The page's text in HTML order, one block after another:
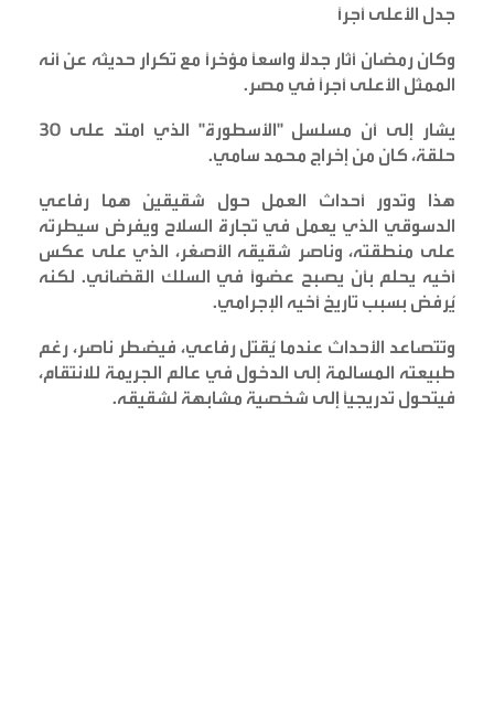
جدل الأعلى أجراً
وكان رمضان أثار جدلاً واسعاً مؤخراً مع تكرار حديثه عن أنه
الممثل الأعلى أجراً في مصر.
يشار إلى أن مسلسل "الأسطورة" الذي امتد على 30
حلقة، كان من إخراج محمد سامي.
هذا وتدور أحداث العمل حول شقيقين هما رفاعي
الدسوقي الذي يعمل في تجارة السلاح ويفرض سيطرته
على منطقته، وناصر شقيقه الأصغر، الذي على عكس
أخيه يحلم بأن يصبح عضوًا في السلك القضائي. لكنه
يُرفض بسبب تاريخ أخيه الإجرامي.
وتتصاعد الأحداث عندما يُقتل رفاعي، فيضطر ناصر، رغم
طبيعته المسالمة إلى الدخول في عالم الجريمة للانتقام،
فيتحول تدريجيًا إلى شخصية مشابهة لشقيقه.